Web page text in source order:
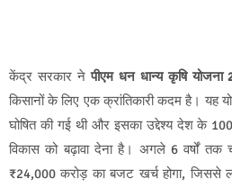
केंद्र सरकार नेपीएम धन धान्य कृषि योजना
किसानों के लिए एक क्रांतिकारी कदम है। यह
घोषित की गई थी और इसका उद्देश्य देश के
विकास को बढ़ावा देना है। अगले 6 वर्षों
₹24,000 करोड़ का बजट खर्च होगा, जिससे